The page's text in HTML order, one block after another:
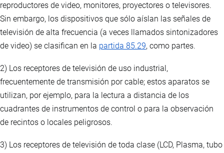
reproductores de video, monitores, proyectores o televisores.
Sin embargo, los dispositivos que sólo aíslan las señales de
televisión de alta frecuencia (a veces llamados sintonizadores
de video) se clasifican en la partida 85.29, como partes.
2) Los receptores de televisión de uso industrial,
frecuentemente de transmisión por cable; estos aparatos se
utilizan, por ejemplo, para la lectura a distancia de los
cuadrantes de instrumentos de control o para la observación
de recintos o locales peligrosos.
3) Los receptores de televisión de toda clase (LCD, Plasma, tubo